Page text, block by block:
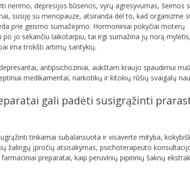
nerimo, depresijos būsenos, vyrų agresyvumas, šeimos
susiję su menopauze, atsiranda dėl to, kad organizme
prie geismo sumažėjimo. Hormoniniai pokyčiai moterų
jo sekančiu laikotarpiu, tai irgi sumažina jų norą
ima trokšti artimų santykių.
antipsichoziniai, aukštam kraujo spaudimui
medikamentai, narkotikų ir kitokių rūšių svaigalų
gali padėti susigrąžinti
tinkamai subalansuota ir visavertė mityba,
žalingų įpročių atsisakymas, psichoterapeuto
preparatai, kaip peruvinių pipirinių šaknų